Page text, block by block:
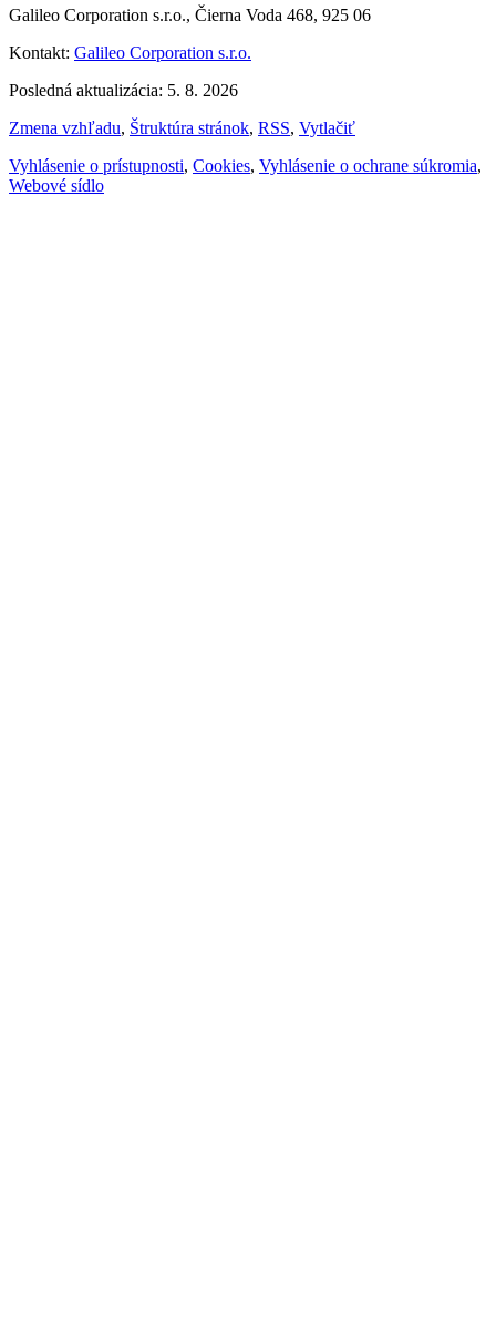
Galileo Corporation s.r.o., Čierna Voda 468, 925 06
Kontakt: Galileo Corporation s.r.o.
Posledná aktualizácia: 5. 8. 2026
Zmena vzhľadu, Štruktúra stránok, RSS, Vytlačiť
Vyhlásenie o prístupnosti, Cookies, Vyhlásenie o ochrane súkromia,
Webové sídlo